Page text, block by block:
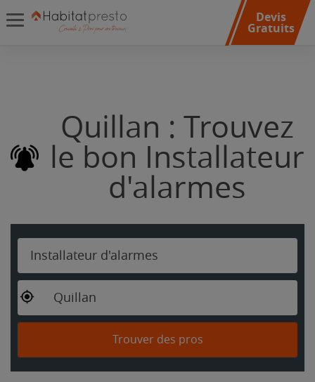
Devis
Gratuits
Quillan : Trouvez
le bon Installateur
d'alarmes
Installateur d'alarmes
Quillan
Trouver des pros